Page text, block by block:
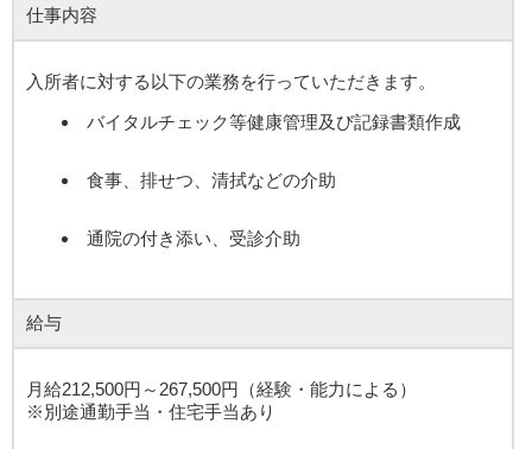
仕事内容
入所者に対する以下の業務を行っていただきます。
バイタルチェック等健康管理及び記録書類作成
食事、排せつ、清拭などの介助
通院の付き添い、受診介助
給与
月給212,500円～267,500円（経験・能力による）
※別途通勤手当・住宅手当あり